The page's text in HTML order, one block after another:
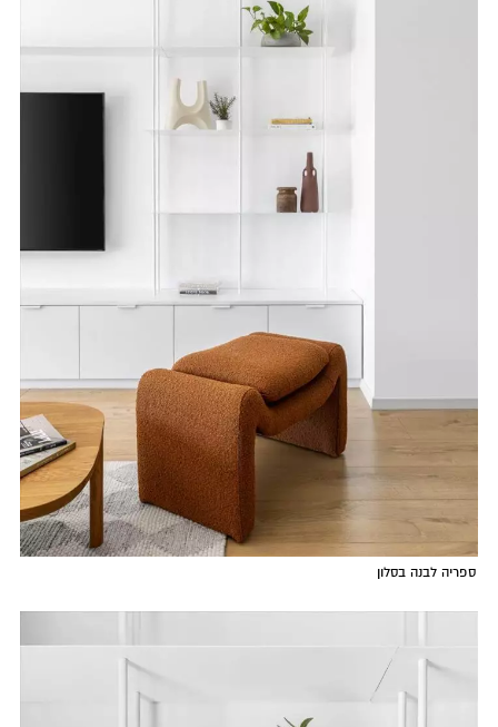
ספריה לבנה בסלון